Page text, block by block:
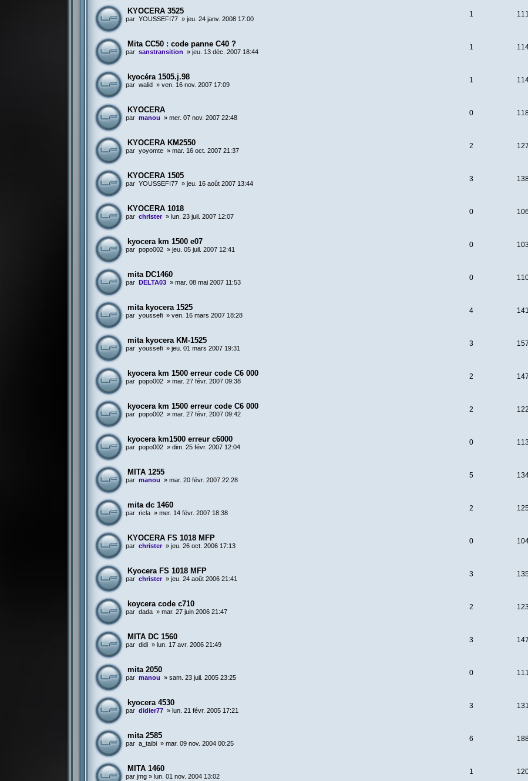
KYOCERA 3525
par YOUSSEFI77 »jeu. 24 janv. 2008 17:00
1
Mita CC50 : code panne C40 ?
par sanstransition »jeu. 13 déc. 2007 18:44
1
kyocéra 1505.j.98
par walid »ven. 16 nov. 2007 17:09
1
KYOCERA
par manou »mer. 07 nov. 2007 22:48
0
KYOCERA KM2550
par yoyomte »mar. 16 oct. 2007 21:37
2
KYOCERA 1505
par YOUSSEFI77 »jeu. 16 août 2007 13:44
3
KYOCERA 1018
par christer » lun. 23 juil. 2007 12:07
0
kyocera km 1500 e07
par popo002 »jeu. 05 juil. 2007 12:41
0
mita DC1460
par DELTA03 »mar. 08 mai 2007 11:53
0
mita kyocera 1525
par youssefi »ven. 16 mars 2007 18:28
4
mita kyocera KM-1525
par youssefi »jeu. 01 mars 2007 19:31
3
kyocera km 1500 erreur code C6 000
par popo002 »mar. 27 févr. 2007 09:38
2
kyocera km 1500 erreur code C6 000
par popo002 »mar. 27 févr. 2007 09:42
2
kyocera km1500 erreur c6000
par popo002 »dim. 25 févr. 2007 12:04
0
MITA 1255
par manou »mar. 20 févr. 2007 22:28
5
mita dc 1460
par ricla »mer. 14 févr. 2007 18:38
2
KYOCERA FS 1018 MFP
par christer »jeu. 26 oct. 2006 17:13
0
Kyocera FS 1018 MFP
par christer »jeu. 24 août 2006 21:41
3
koycera code c710
par dada »mar. 27 juin 2006 21:47
2
MITA DC 1560
par didi » lun. 17 avr. 2006 21:49
3
mita 2050
par manou »sam. 23 juil. 2005 23:25
0
kyocera 4530
par didier77 » lun. 21 févr. 2005 17:21
3
mita 2585
par a_taibi »mar. 09 nov. 2004 00:25
6
MITA 1460
parjmg » lun. 01 nov. 2004 13:02
1